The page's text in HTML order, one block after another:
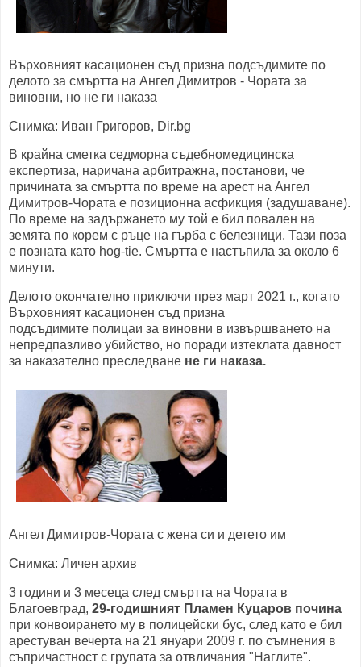
Върховният касационен съд призна подсъдимите по
делото за смъртта на Ангел Димитров - Чората за
виновни, но не ги наказа
Снимка: Иван Григоров, Dir.bg
В крайна сметка седморна съдебномедицинска
експертиза, наричана арбитражна, постанови, че
причината за смъртта по време на арест на Ангел
Димитров-Чората е позиционна асфикция (задушаване).
По време на задържането му той е бил повален на
земята по корем с ръце на гърба с белезници. Тази поза
е позната като hog-tie. Смъртта е настъпила за около 6
минути.
Делото окончателно приключи през март 2021 г., когато
Върховният касационен съд призна
подсъдимите полицаи за виновни в извършването на
непредпазливо убийство, но поради изтеклата давност
за наказателно преследване не ги наказа.
Ангел Димитров-Чората с жена си и детето им
Снимка: Личен архив
3 години и 3 месеца след смъртта на Чората в
Благоевград, 29-годишният Пламен Куцаров почина
при конвоирането му в полицейски бус, след като е бил
арестуван вечерта на 21 януари 2009 г. по съмнения в
съпричастност с групата за отвличания "Наглите".